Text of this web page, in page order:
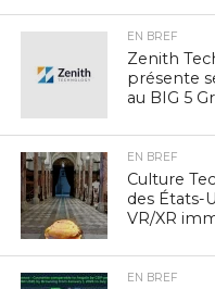
EN BREF
Zenith
présente
au BIG 5
EN BREF
Culture
des États-
VR/XR
EN BREF